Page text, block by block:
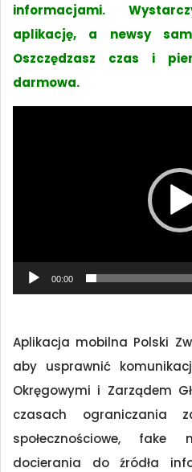
informacjami.
aplikację, a newsy
Oszczędzasz czas i
darmowa.
00:00
Aplikacja mobilna Polski
aby usprawnić
Okręgowymi i Zarządem
czasach ograniczania
społecznościowe, fake
docierania do źródła